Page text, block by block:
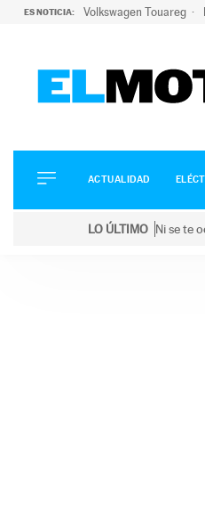
ES NOTICIA: Volkswagen Touareg
ELÉCTRICOS
CONDUCIR
ACTUALIDAD
LO ÚLTIMO Ni se te